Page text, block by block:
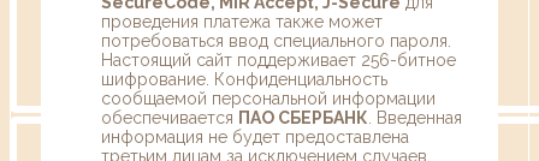
проведения платежа также может
потребоваться ввод специального пароля.
Настоящий сайт поддерживает 256-битное
шифрование. Конфиденциальность
сообщаемой персональной информации
обеспечивается ПАО СБЕРБАНК . Введенная
информация не будет предоставлена
третьим лицам за исключением случаев,